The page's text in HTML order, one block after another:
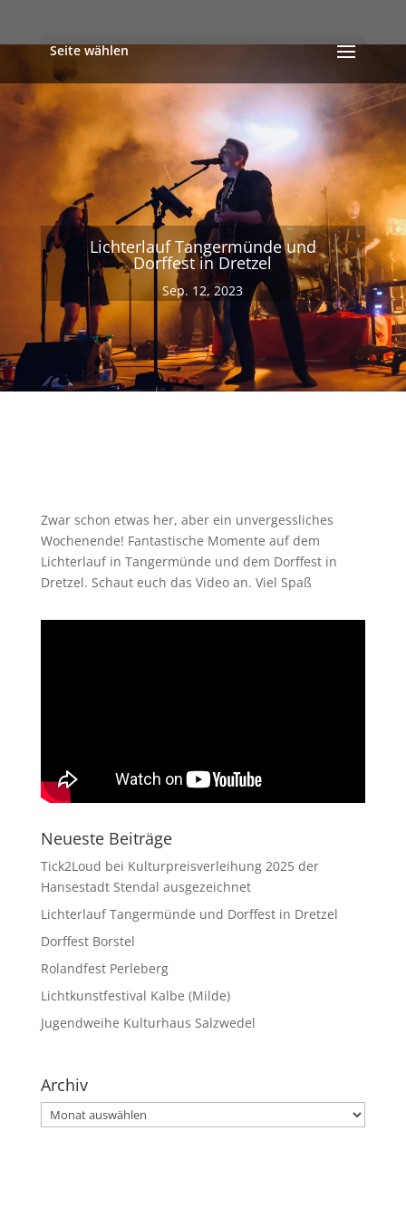
Seite wählen
Lichterlauf Tangermünde und
Dorffest in Dretzel
Sep. 12, 2023
Zwar schon etwas her, aber ein unvergessliches
Wochenende! Fantastische Momente auf dem
Lichterlauf in Tangermünde und dem Dorffest in
Dretzel. Schaut euch das Video an. Viel Spaß
Neueste Beiträge
Tick2Loud bei Kulturpreisverleihung 2025 der
Hansestadt Stendal ausgezeichnet
Lichterlauf Tangermünde und Dorffest in Dretzel
Dorffest Borstel
Rolandfest Perleberg
Lichtkunstfestival Kalbe (Milde)
Jugendweihe Kulturhaus Salzwedel
Archiv
Archiv